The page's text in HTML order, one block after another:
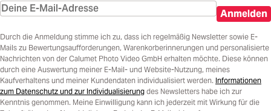
Anmelden
Durch die Anmeldung stimme ich zu, dass ich regelmäßig Newsletter sowie E-
Mails zu Bewertungsaufforderungen, Warenkorberinnerungen und personalisierte
Nachrichten von der Calumet Photo Video GmbH erhalten möchte. Diese können
durch eine Auswertung meiner E-Mail- und Website-Nutzung, meines
Kaufverhaltens und meiner Kundendaten individualisiert werden. Informationen
zum Datenschutz und zur Individualisierung des Newsletters habe ich zur
Kenntnis genommen. Meine Einwilligung kann ich jederzeit mit Wirkung für die